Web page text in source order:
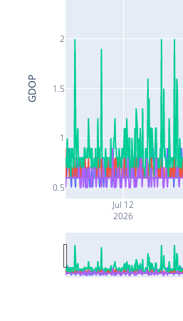
Jul 12
2026
0.5
1
1.5
2
GDOP